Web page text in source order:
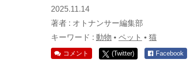
2025.11.14
著者 : オトナンサー編集部
キーワード : 動物 • ペット • 猫
コメント (Twitter) Facebook